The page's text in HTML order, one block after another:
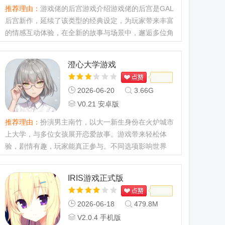
推荐理由： 游戏佬的后宫游戏介绍游戏佬的后宫是GAL
后宫新作，延续了该类型的经典设定，为玩家带来丰富
的情感互动体验，在全新的故事与场景中，邂逅多位角
磨，游戏佬的后宫迎来正...澄心大学游戏
2026-06-20
3.66G
V0.21 安卓版
推荐理由： 扮演男主南竹，以大一新生身份在火炉城市
上大学，与多位女孩展开恋爱故事。游戏带来轻松体
验，剧情有趣，玩家能真正参与。不同选项影响世界
他人保持着恰到好处的...IRIS游戏正式版
2026-06-18
479.8M
V2.0.4 手机版